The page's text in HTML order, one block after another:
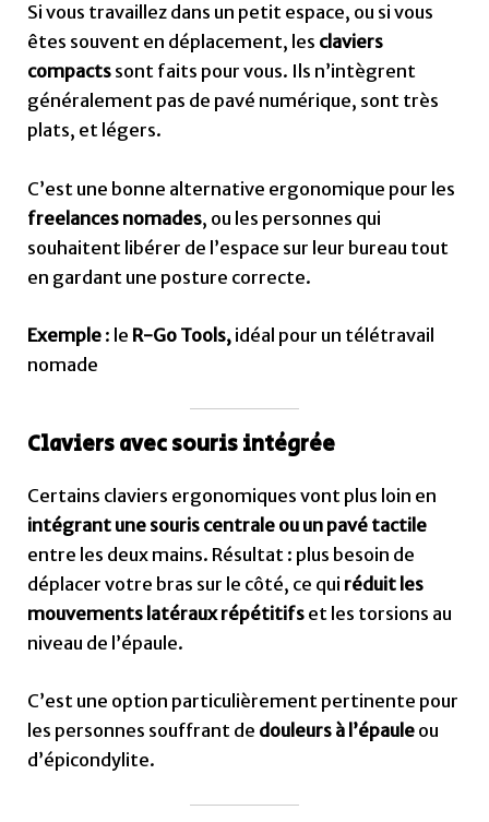
Si vous travaillez dans un petit espace, ou si vous
êtes souvent en déplacement, les claviers
compacts sont faits pour vous. Ils n’intègrent
généralement pas de pavé numérique, sont très
plats, et légers.
C’est une bonne alternative ergonomique pour les
freelances nomades, ou les personnes qui
souhaitent libérer de l’espace sur leur bureau tout
en gardant une posture correcte.
Exemple : le R-Go Tools, idéal pour un télétravail
nomade
Claviers avec souris intégrée
Certains claviers ergonomiques vont plus loin en
intégrant une souris centrale ou un pavé tactile
entre les deux mains. Résultat : plus besoin de
déplacer votre bras sur le côté, ce qui réduit les
mouvements latéraux répétitifs et les torsions au
niveau de l’épaule.
C’est une option particulièrement pertinente pour
les personnes souffrant de douleurs à l’épaule ou
d’épicondylite.